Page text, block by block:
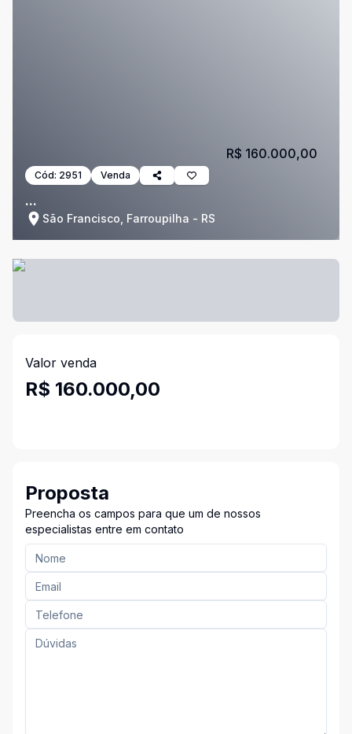
Cód: 2951 Venda
...
São Francisco, Farroupilha - RS
R$ 160.000,00
Valor venda
R$ 160.000,00
Proposta
Preencha os campos para que um de nossos
especialistas entre em contato